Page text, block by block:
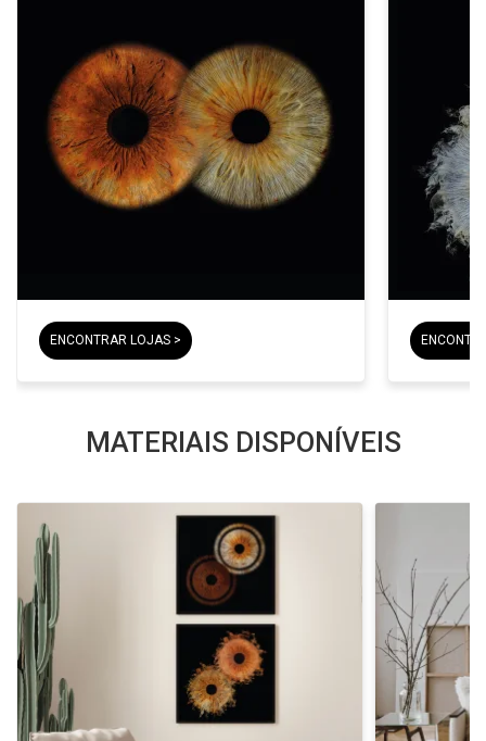
ENCONTRAR LOJAS >
MATERIAIS DISPONÍVEIS